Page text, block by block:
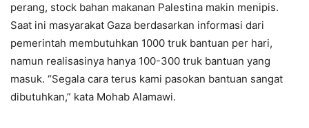
perang, stock bahan makanan Palestina makin menipis.
Saat ini masyarakat Gaza berdasarkan informasi dari
pemerintah membutuhkan 1000 truk bantuan per hari,
namun realisasinya hanya 100-300 truk bantuan yang
masuk. “Segala cara terus kami pasokan bantuan sangat
dibutuhkan,” kata Mohab Alamawi.